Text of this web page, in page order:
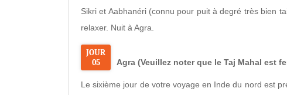
Sikri et Aabhanéri (connu pour puit à degré très bien
relaxer. Nuit à Agra.
JOUR
05
Agra (Veuillez noter que le Taj Mahal est
Le sixième jour de votre voyage en Inde du nord est